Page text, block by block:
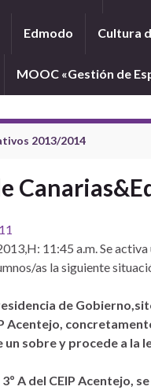
Edmodo Cultura
MOOC «Gestión de
2013/2014
11:45 a.m. Se
as la siguiente
de
Acentejo,
sobre y procede a la
A del CEIP Acentejo,